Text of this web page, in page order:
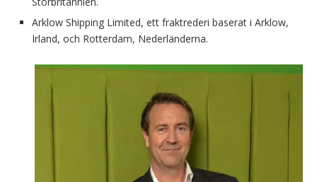
Arklow Shipping Limited, ett fraktrederi baserat i Arklow,
Irland, och Rotterdam, Nederländerna.